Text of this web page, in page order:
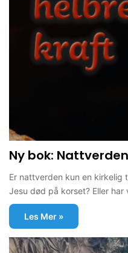
Ny bok:
Er nattverden kun en kirkelig
Jesu død på korset? Eller
Les Mer »